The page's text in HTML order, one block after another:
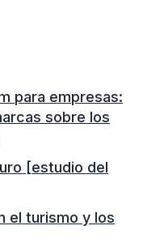
para empresas:
sobre los
[estudio del
el turismo y los